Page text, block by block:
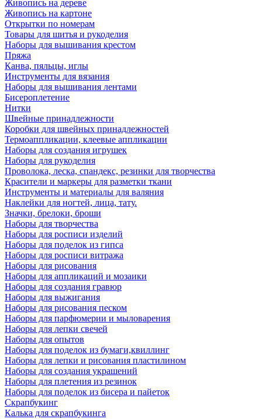
Живопись на дереве
Живопись на картоне
Открытки по номерам
Товары для шитья и рукоделия
Наборы для вышивания крестом
Пряжа
Канва, пяльцы, иглы
Инструменты для вязания
Наборы для вышивания лентами
Бисероплетение
Нитки
Швейные принадлежности
Коробки для швейных принадлежностей
Термоаппликации, клеевые аппликации
Наборы для создания игрушек
Наборы для рукоделия
Проволока, леска, спандекс, резинки для творчества
Красители и маркеры для разметки ткани
Инструменты и материалы для валяния
Наклейки для ногтей, лица, тату.
Значки, брелоки, броши
Наборы для творчества
Наборы для росписи изделий
Наборы для поделок из гипса
Наборы для росписи витража
Наборы для рисования
Наборы для аппликаций и мозаики
Наборы для создания гравюр
Наборы для выжигания
Наборы для рисования песком
Наборы для парфюмерии и мыловарения
Наборы для лепки свечей
Наборы для опытов
Наборы для поделок из бумаги,квиллинг
Наборы для лепки и рисования пластилином
Наборы для создания украшений
Наборы для плетения из резинок
Наборы для поделок из бисера и пайеток
Скрапбукинг
Калька для скрапбукинга